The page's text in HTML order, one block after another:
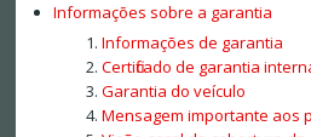
Informações sobre a garantia
Informações de garantia
Certificado de garantia
Garantia do veículo
Mensagem importante aos